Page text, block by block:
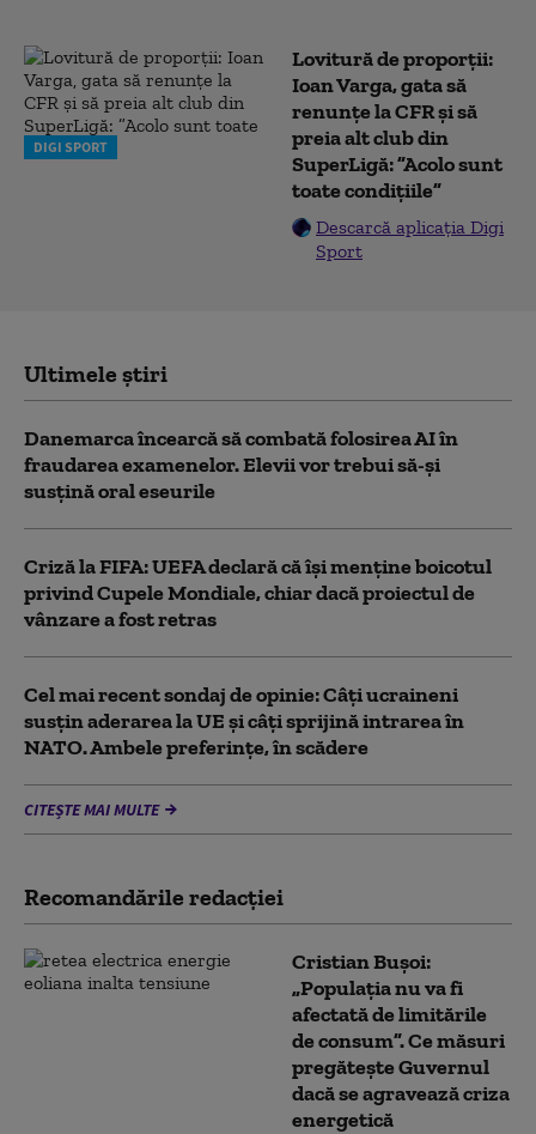
DIGI SPORT
Lovitură de proporții:
Ioan Varga, gata să
renunțe la CFR și să
preia alt club din
SuperLigă: ”Acolo sunt
toate condițiile”
Descarcă aplicația Digi
Sport
Ultimele știri
Danemarca încearcă să combată folosirea AI în
fraudarea examenelor. Elevii vor trebui să-şi
susţină oral eseurile
Criză la FIFA: UEFA declară că îşi menţine boicotul
privind Cupele Mondiale, chiar dacă proiectul de
vânzare a fost retras
Cel mai recent sondaj de opinie: Câți ucraineni
susțin aderarea la UE și câți sprijină intrarea în
NATO. Ambele preferințe, în scădere
CITEȘTE MAI MULTE
Recomandările redacţiei
Cristian Bușoi:
„Populația nu va fi
afectată de limitările
de consum”. Ce măsuri
pregătește Guvernul
dacă se agravează criza
energetică